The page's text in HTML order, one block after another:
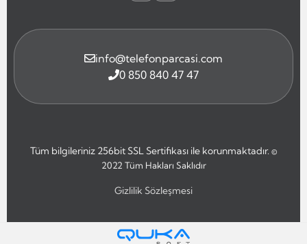
info@telefonparcasi.com
0 850 840 47 47
Tüm bilgileriniz 256bit SSL Sertifikası ile korunmaktadır.©
2022 Tüm Hakları Saklıdır
Gizlilik Sözleşmesi